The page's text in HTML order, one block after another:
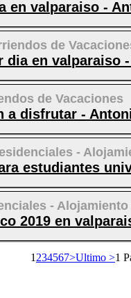
en valparaiso -
de
dia en valparaiso
de Vacaciones
a disfrutar -
-
estudiantes
-
2019 en
1 234567>Ultimo >1